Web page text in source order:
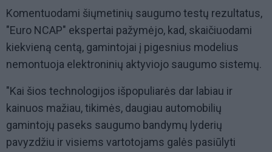
Komentuodami šiųmetinių saugumo testų rezultatus,
"Euro NCAP" ekspertai pažymėjo, kad, skaičiuodami
kiekvieną centą, gamintojai į pigesnius modelius
nemontuoja elektroninių aktyviojo saugumo sistemų.
"Kai šios technologijos išpopuliarės dar labiau ir
kainuos mažiau, tikimės, daugiau automobilių
gamintojų paseks saugumo bandymų lyderių
pavyzdžiu ir visiems vartotojams galės pasiūlyti